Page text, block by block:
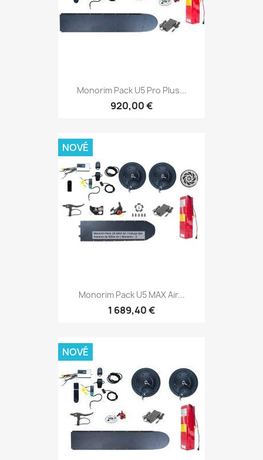
Monorim Pack U5 Pro Plus...
920,00 €
Monorim Pack U5 MAX Air...
1 689,40 €
NOVÉ
NOVÉ